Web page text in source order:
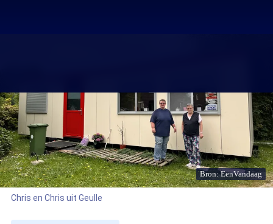
Bron: EenVandaag
Chris en Chris uit Geulle